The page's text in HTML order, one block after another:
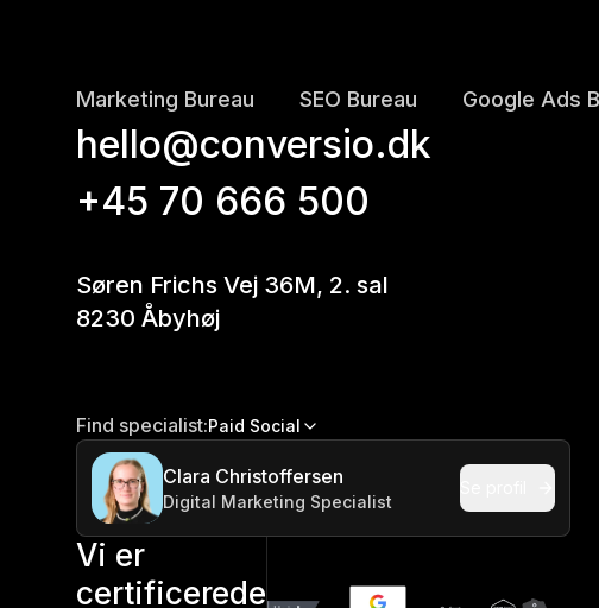
Marketing Bureau SEO Bureau Google Ads
hello@conversio.dk
+45 70 666 500
Søren Frichs Vej 36M, 2. sal
8230 Åbyhøj
Find specialist:Paid Social
Clara Christoffersen
Digital Marketing Specialist
Vi er
certificerede